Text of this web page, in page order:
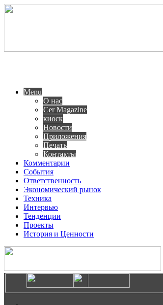
Menu
О нас
Cer Magazine
киоск
Новости
Приложения
Печать
Контакты
Комментарии
События
Ответственность
Экономический рынок
Техника
Интервью
Тенденции
Проекты
История и Ценности